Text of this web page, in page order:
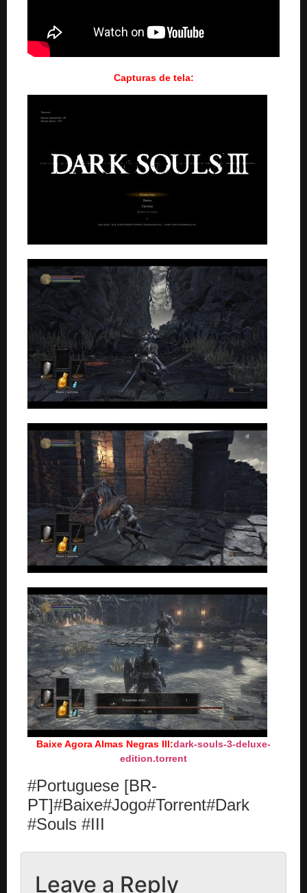
Capturas de tela:
Baixe Agora Almas Negras III:dark-souls-3-deluxe-
edition.torrent
#Portuguese [BR-
PT]#Baixe#Jogo#Torrent#Dark
#Souls #III
Leave a Reply